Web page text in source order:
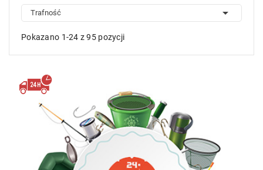
Trafność 
Pokazano 1-24 z 95 pozycji